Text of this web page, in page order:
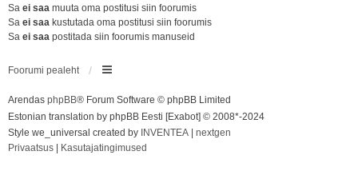
Sa ei saa muuta oma postitusi siin foorumis
Sa ei saa kustutada oma postitusi siin foorumis
Sa ei saa postitada siin foorumis manuseid
Foorumi pealeht
Arendas phpBB® Forum Software © phpBB Limited
Estonian translation by phpBB Eesti [Exabot] © 2008*-2024
Style we_universal created by INVENTEA
nextgen
Privaatsus
Kasutajatingimused